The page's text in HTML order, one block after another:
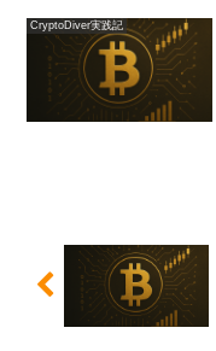
CryptoDiver実践記